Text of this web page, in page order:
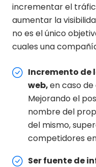
incrementar el
aumentar la
no es el único
cuales una
Incremento de
web,en caso
Mejorando el
nombre del
del mismo,
competidores
Ser fuente de